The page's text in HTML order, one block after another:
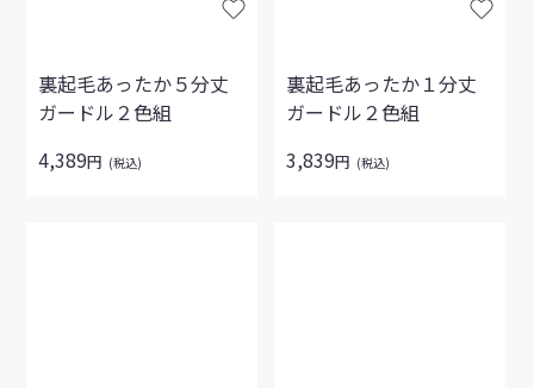
裏起毛あったか５分丈
ガードル２色組
4,389円 (税込)
裏起毛あったか１分丈
ガードル２色組
3,839円 (税込)